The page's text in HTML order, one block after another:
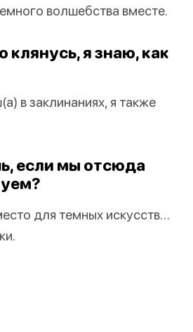
волшебства вместе.
клянусь, я знаю, как
в заклинаниях, я также
если мы отсюда
для темных искусств…